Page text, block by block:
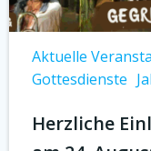
Aktuelle
Gottesdienste
Herzliche